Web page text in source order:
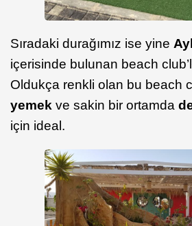
Sıradaki durağımız ise yine
içerisinde bulunan beach
Oldukça renkli olan bu beach
yemek ve sakin bir ortamda
için ideal.